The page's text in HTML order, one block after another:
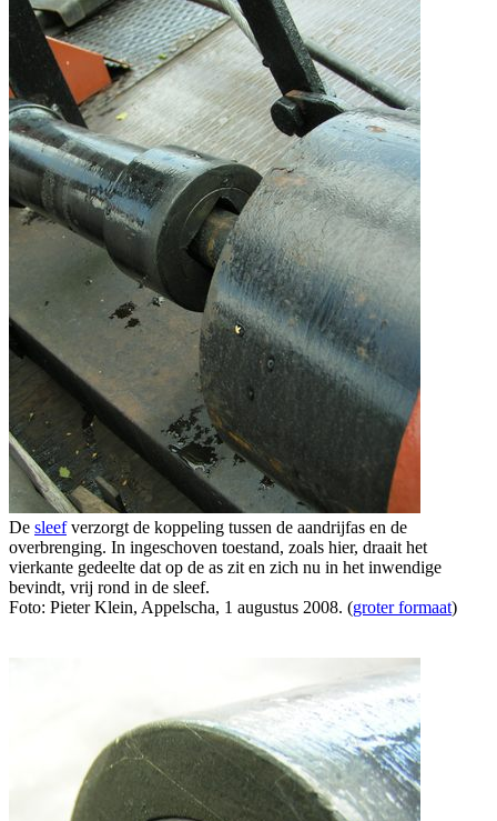
De sleefverzorgt de koppeling tussen de aandrijfas en de
overbrenging. In ingeschoven toestand, zoals hier, draait het
vierkante gedeelte dat op de as zit en zich nu in het inwendige
bevindt, vrij rond in de sleef.
Foto: Pieter Klein, Appelscha, 1 augustus 2008. (groter formaat)